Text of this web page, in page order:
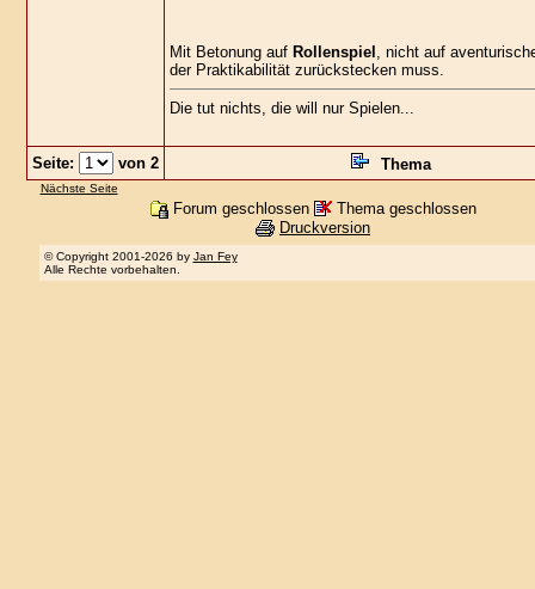
Mit Betonung auf Rollenspiel , nicht auf
der Praktikabilität zurückstecken muss.
Die tut nichts, die will nur Spielen...
Seite: von 2 Thema
Nächste Seite
Forum geschlossen
Thema geschlossen
Druckversion
© Copyright 2001-2026 by Jan Fey
Alle Rechte vorbehalten.